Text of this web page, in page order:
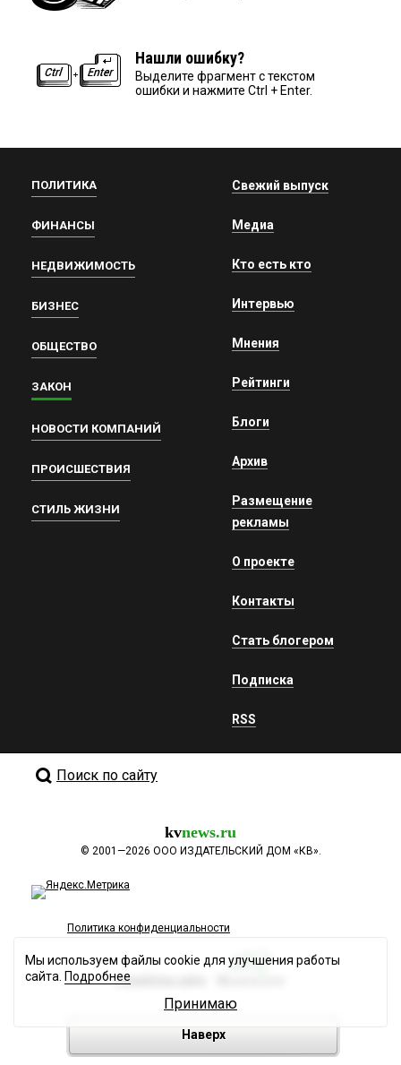
Нашли ошибку?
Выделите фрагмент с текстом
ошибки и нажмите Ctrl + Enter.
ПОЛИТИКА
ФИНАНСЫ
НЕДВИЖИМОСТЬ
БИЗНЕС
ОБЩЕСТВО
ЗАКОН
НОВОСТИ КОМПАНИЙ
ПРОИСШЕСТВИЯ
СТИЛЬ ЖИЗНИ
Свежий выпуск
Медиа
Кто есть кто
Интервью
Мнения
Рейтинги
Блоги
Архив
Размещение
рекламы
О проекте
Контакты
Стать блогером
Подписка
RSS
Поиск по сайту
kvnews.ru
© 2001—2026 ООО ИЗДАТЕЛЬСКИЙ ДОМ «КВ».
Политика конфиденциальности
Разработка сайта
Наверх
Мы используем файлы cookie для улучшения работы
сайта. Подробнее
Принимаю